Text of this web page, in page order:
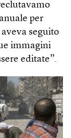
per
seguito
immagini
editate”.